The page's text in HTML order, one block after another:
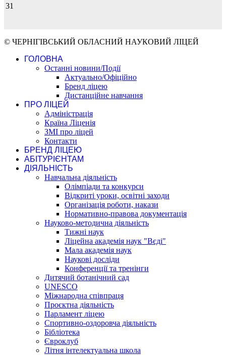
31
© ЧЕРНІГІВСЬКИЙ ОБЛАСНИЙ НАУКОВИЙ ЛІЦЕЙ
ГОЛОВНА
Останні новини/Події
Актуально/Офіційно
Бренд ліцею
Дистанційне навчання
ПРО ЛІЦЕЙ
Адміністрація
Країна Ліценія
ЗМІ про ліцей
Контакти
БРЕНД ЛІЦЕЮ
АБІТУРІЄНТАМ
ДІЯЛЬНІСТЬ
Навчальна діяльність
Олімпіади та конкурси
Відкриті уроки, освітні заходи
Організація роботи, накази
Нормативно-правова документація
Науково-методична діяльність
Тижні наук
Ліцейна академія наук "Вєді"
Мала академія наук
Наукові досліди
Конференції та тренінги
Дитячий ботанічний сад
UNESCO
Міжнародна співпраця
Проєктна діяльність
Парламент ліцею
Спортивно-оздоровча діяльність
Бібліотека
Євроклуб
Літня інтелектуальна школа